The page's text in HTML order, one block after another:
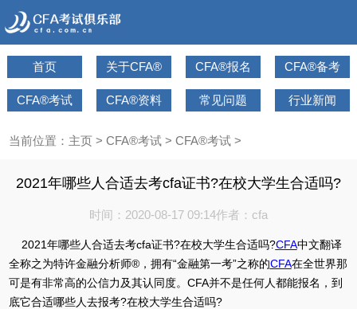
首页 关于CFA® CFA®报名 CFA®备考
CFA®考试 CFA®资料 常见问题 行业新闻
当前位置： 主页> CFA®考试> CFA®考试>
2021年哪些人合适去考cfa证书?在校大学生合适吗?
时间：2020-08-17 09:14作者：cfa
2021年哪些人合适去考cfa证书?在校大学生合适吗?CFA中文翻译
全称之为特许金融分析师®，拥有“金融第一考”之称的CFA在全世界那
可是有非常高的公信力及其认同度。CFA并不是任何人都能报名，到
底它合适哪些人去报考?在校大学生合适吗?